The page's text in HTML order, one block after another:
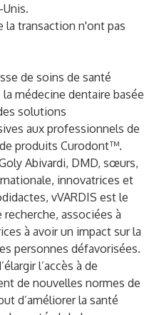
la transaction n'ont pas
de soins de santé
médecine dentaire basée
solutions
aux professionnels de
produits Curodont™.
Abivardi, DMD, sœurs,
innovatrices et
vVARDIS est le
associées à
à avoir un impact sur la
personnes défavorisées.
l’accès à de
de nouvelles normes de
d’améliorer la santé